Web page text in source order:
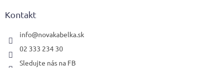
Kontakt
info@novakabelka.sk
02 333 234 30
Sledujte nás na FB